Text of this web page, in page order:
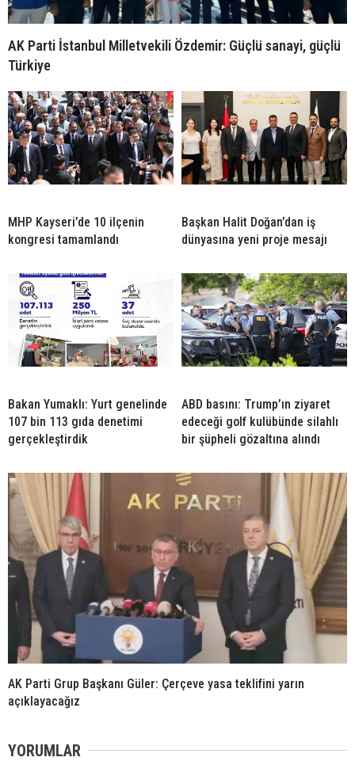
AK Parti İstanbul Milletvekili Özdemir: Güçlü sanayi, güçlü
Türkiye
MHP Kayseri’de 10 ilçenin
kongresi tamamlandı
Başkan Halit Doğan’dan iş
dünyasına yeni proje mesajı
Bakan Yumaklı: Yurt genelinde
107 bin 113 gıda denetimi
gerçekleştirdik
ABD basını: Trump’ın ziyaret
edeceği golf kulübünde silahlı
bir şüpheli gözaltına alındı
AK Parti Grup Başkanı Güler: Çerçeve yasa teklifini yarın
açıklayacağız
YORUMLAR